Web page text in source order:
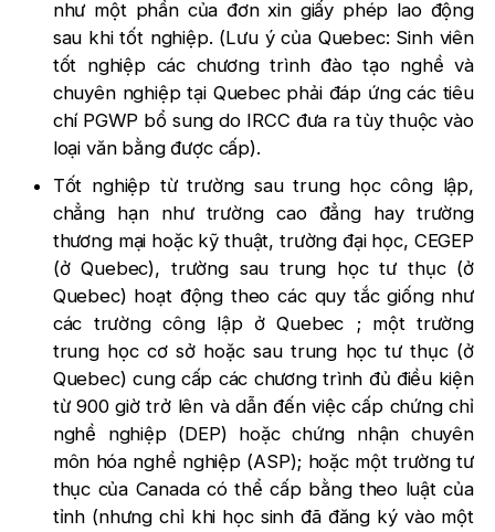
như một phần của đơn xin giấy phép lao động
sau khi tốt nghiệp. (Lưu ý của Quebec: Sinh viên
tốt nghiệp các chương trình đào tạo nghề và
chuyên nghiệp tại Quebec phải đáp ứng các tiêu
chí PGWP bổ sung do IRCC đưa ra tùy thuộc vào
loại văn bằng được cấp).
Tốt nghiệp từ trường sau trung học công lập,
chẳng hạn như trường cao đẳng hay trường
thương mại hoặc kỹ thuật, trường đại học, CEGEP
(ở Quebec), trường sau trung học tư thục (ở
Quebec) hoạt động theo các quy tắc giống như
các trường công lập ở Quebec ; một trường
trung học cơ sở hoặc sau trung học tư thục (ở
Quebec) cung cấp các chương trình đủ điều kiện
từ 900 giờ trở lên và dẫn đến việc cấp chứng chỉ
nghề nghiệp (DEP) hoặc chứng nhận chuyên
môn hóa nghề nghiệp (ASP); hoặc một trường tư
thục của Canada có thể cấp bằng theo luật của
tỉnh (nhưng chỉ khi học sinh đã đăng ký vào một